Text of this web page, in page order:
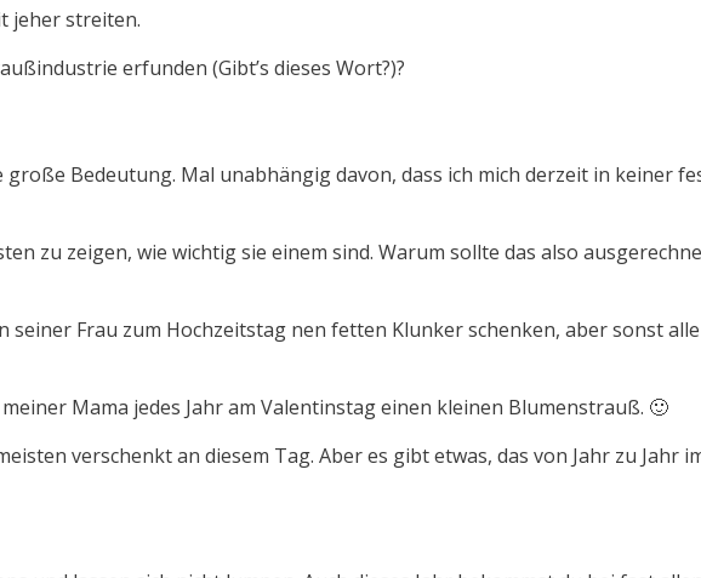
jeher streiten.
erfunden (Gibt’s dieses Wort?)?
Bedeutung. Mal unabhängig davon, dass ich mich derzeit in keiner
zu zeigen, wie wichtig sie einem sind. Warum sollte das also
seiner Frau zum Hochzeitstag nen fetten Klunker schenken, aber sonst
Mama jedes Jahr am Valentinstag einen kleinen Blumenstrauß. 🙂
verschenkt an diesem Tag. Aber es gibt etwas, das von Jahr zu Jahr